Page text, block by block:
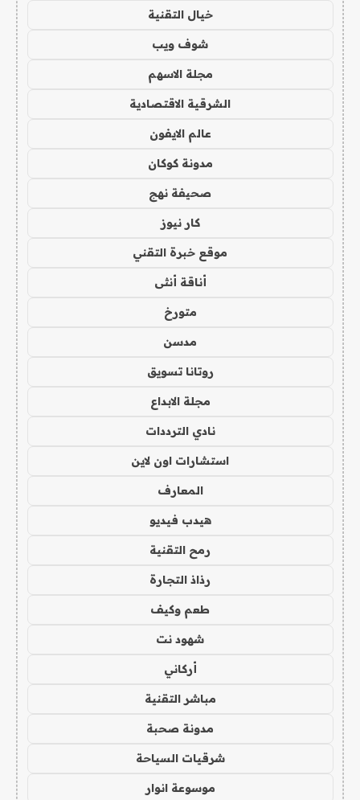
خيال التقنية
شوف ويب
مجلة الاسهم
الشرقية الاقتصادية
عالم الايفون
مدونة كوكان
صحيفة نهج
كار نيوز
موقع خبرة التقني
أناقة أنثى
متورخ
مدسن
روتانا تسويق
مجلة الابداع
نادي الترددات
استشارات اون لاين
المعارف
هيدب فيديو
رمح التقنية
رذاذ التجارة
طعم وكيف
شهود نت
أركاني
مباشر التقنية
مدونة صحبة
شرقيات السياحة
موسوعة انوار